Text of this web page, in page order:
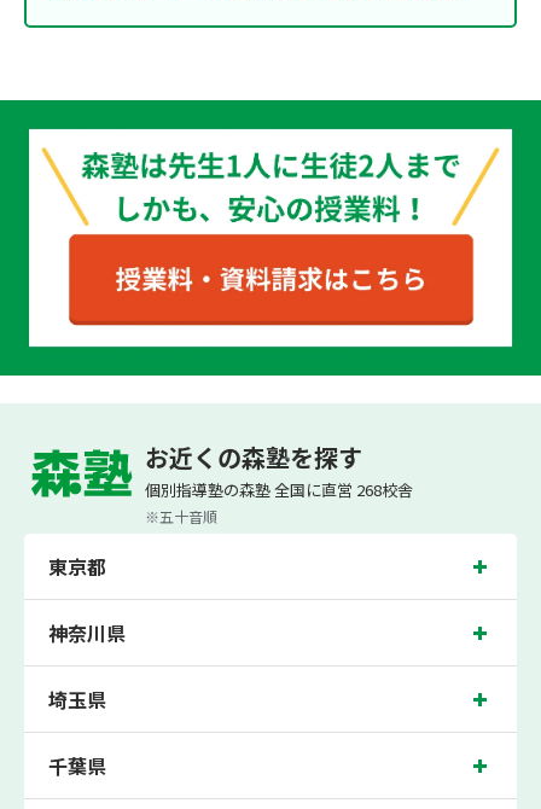
個別指導なら森塾 お役立ちコンテンツ 中学生の受験勉強はいつから始めるべき? 1日何時
お近くの森塾を探す
個別指導塾の森塾 全国に直営 268校舎
※五十音順
東京都
神奈川県
埼玉県
千葉県